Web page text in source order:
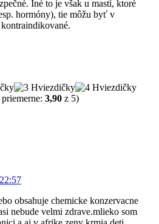
Iné to je však u mastí, ktoré
hormóny), tie môžu byť v
3,90 z 5)
obsahuje chemicke konzervacne
nebude velmi zdrave.mlieko som